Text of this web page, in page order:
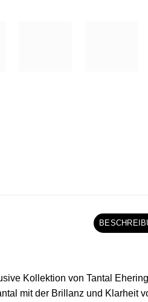
Kollektion von Tantal
mit der Brillanz und Klarheit